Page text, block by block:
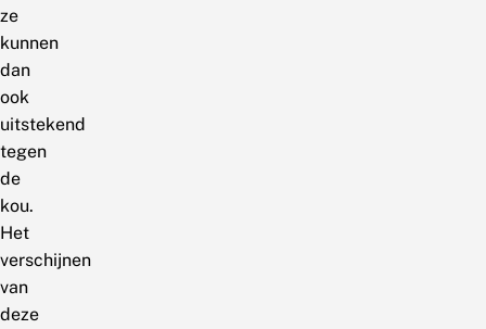
ze
kunnen
dan
ook
uitstekend
tegen
de
kou.
Het
verschijnen
van
deze